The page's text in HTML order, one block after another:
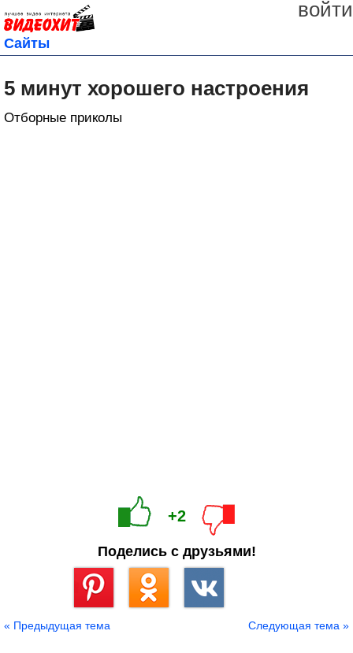
войти
Сайты
5 минут хорошего настроения
Отборные приколы
+2
Поделись с друзьями!
« Предыдущая тема Следующая тема »